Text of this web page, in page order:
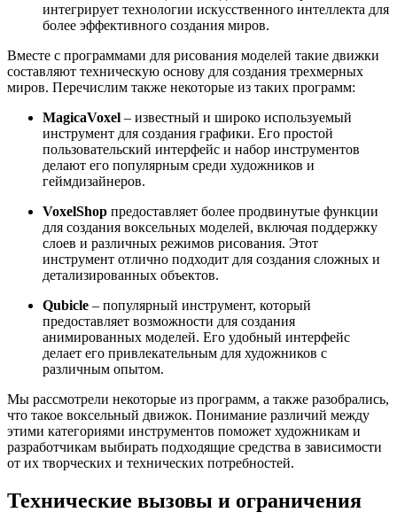
интегрирует технологии искусственного интеллекта для
более эффективного создания миров.
Вместе с программами для рисования моделей такие движки
составляют техническую основу для создания трехмерных
миров. Перечислим также некоторые из таких программ:
MagicaVoxel – известный и широко используемый
инструмент для создания графики. Его простой
пользовательский интерфейс и набор инструментов
делают его популярным среди художников и
геймдизайнеров.
VoxelShop предоставляет более продвинутые функции
для создания воксельных моделей, включая поддержку
слоев и различных режимов рисования. Этот
инструмент отлично подходит для создания сложных и
детализированных объектов.
Qubicle – популярный инструмент, который
предоставляет возможности для создания
анимированных моделей. Его удобный интерфейс
делает его привлекательным для художников с
различным опытом.
Мы рассмотрели некоторые из программ, а также разобрались,
что такое воксельный движок. Понимание различий между
этими категориями инструментов поможет художникам и
разработчикам выбирать подходящие средства в зависимости
от их творческих и технических потребностей.
Технические вызовы и ограничения